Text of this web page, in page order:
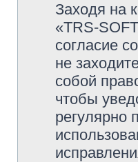
Заходя на
«TRS-
согласие
не
собой
чтобы
регулярно